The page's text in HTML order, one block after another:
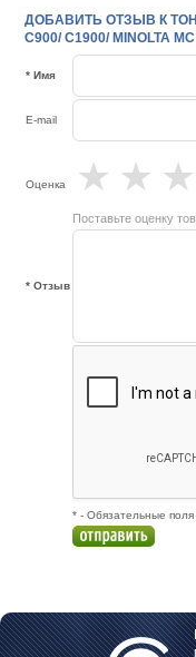
ДОБАВИТЬ ОТЗЫВ К
C900/ C1900/ MINOLTA
* Имя
E-mail
Оценка ★
★
★
Поставьте оценку
* Отзыв
* - Обязательные